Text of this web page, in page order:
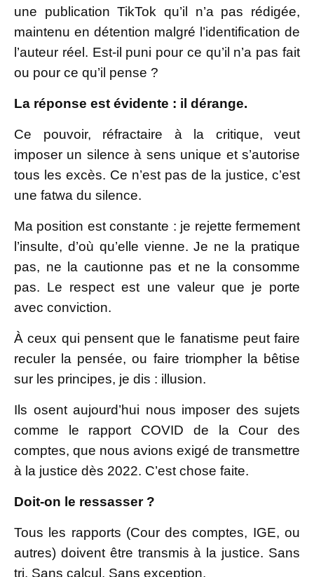
une publication TikTok qu’il n’a pas rédigée,
maintenu en détention malgré l’identification de
l’auteur réel. Est-il puni pour ce qu’il n’a pas fait
ou pour ce qu’il pense ?
La réponse est évidente : il dérange.
Ce pouvoir, réfractaire à la critique, veut
imposer un silence à sens unique et s’autorise
tous les excès. Ce n’est pas de la justice, c’est
une fatwa du silence.
Ma position est constante : je rejette fermement
l’insulte, d’où qu’elle vienne. Je ne la pratique
pas, ne la cautionne pas et ne la consomme
pas. Le respect est une valeur que je porte
avec conviction.
À ceux qui pensent que le fanatisme peut faire
reculer la pensée, ou faire triompher la bêtise
sur les principes, je dis : illusion.
Ils osent aujourd’hui nous imposer des sujets
comme le rapport COVID de la Cour des
comptes, que nous avions exigé de transmettre
à la justice dès 2022. C’est chose faite.
Doit-on le ressasser ?
Tous les rapports (Cour des comptes, IGE, ou
autres) doivent être transmis à la justice. Sans
tri. Sans calcul. Sans exception.